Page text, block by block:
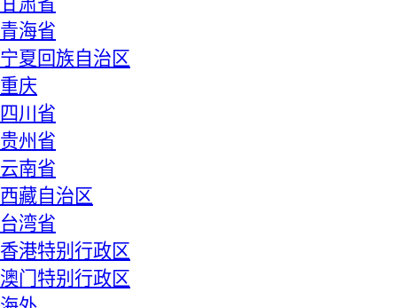
青海省
宁夏回族自治区
重庆
四川省
贵州省
云南省
西藏自治区
台湾省
香港特别行政区
澳门特别行政区